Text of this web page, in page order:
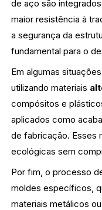
de aço são
maior resistência à
a segurança da
fundamental para o
Em algumas
utilizando materiais
compósitos e
aplicados como
de fabricação. Esses
ecológicas sem
Por fim, o processo
moldes específicos,
materiais metálicos